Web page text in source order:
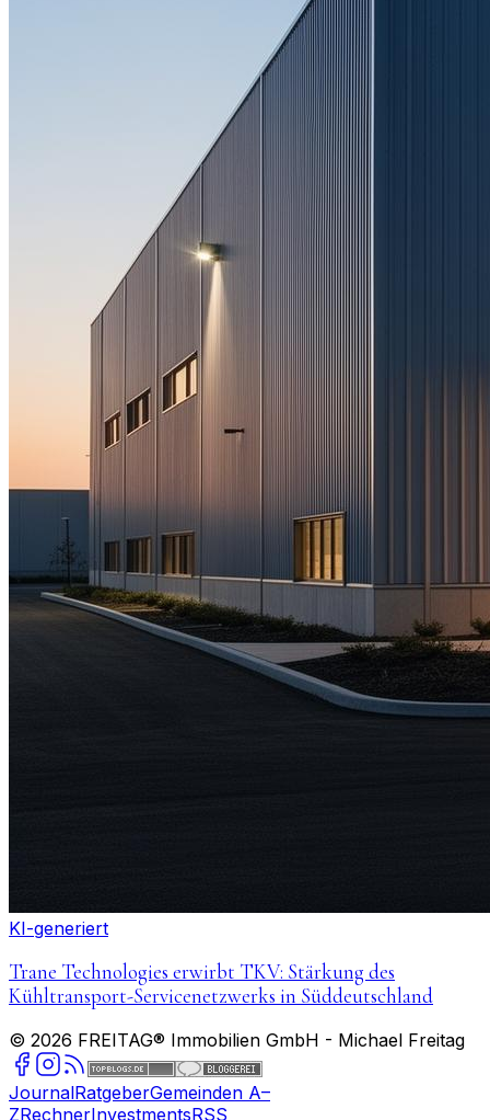
KI-generiert
Trane Technologies erwirbt TKV: Stärkung des
Kühltransport-Servicenetzwerks in Süddeutschland
© 2026 FREITAG® Immobilien GmbH - Michael Freitag
JournalRatgeberGemeinden A–
ZRechnerInvestmentsRSS